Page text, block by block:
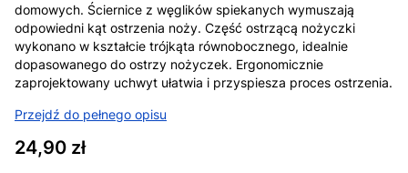
domowych. Ściernice z węglików spiekanych wymuszają
odpowiedni kąt ostrzenia noży. Część ostrzącą nożyczki
wykonano w kształcie trójkąta równobocznego, idealnie
dopasowanego do ostrzy nożyczek. Ergonomicznie
zaprojektowany uchwyt ułatwia i przyspiesza proces ostrzenia.
Przejdź do pełnego opisu
Cena
24,90 zł